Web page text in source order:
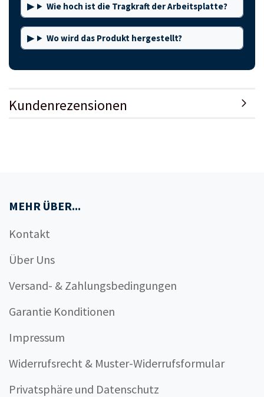
Wie hoch ist die Tragkraft der Arbeitsplatte?
Wo wird das Produkt hergestellt?
Kundenrezensionen
MEHR ÜBER...
Kontakt
Über Uns
Versand- & Zahlungsbedingungen
Garantie Konditionen
Impressum
Widerrufsrecht & Muster-Widerrufsformular
Privatsphäre und Datenschutz